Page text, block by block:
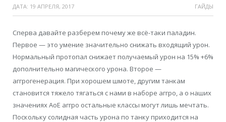
ДАТА: 19 АПРЕЛЯ, 2017 ГАЙДЫ
Сперва давайте разберем почему же всё-таки паладин.
Первое — это умение значительно снижать входящий урон.
Нормальный протопал снижает получаемый урон на 15% +6%
дополнительно магического урона. Второе —
аггрогенерация. При хорошем шмоте, другим танкам
становится тяжело тягаться с нами в наборе аггро, а о наших
значениях АоЕ аггро остальные классы могут лишь мечтать.
Поскольку солидная часть урона по танку приходится на